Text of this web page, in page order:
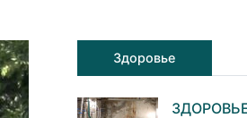
Здоровье